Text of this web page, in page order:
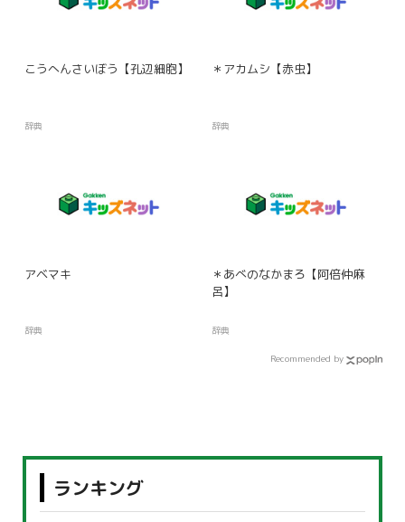
こうへんさいぼう【孔辺細胞】
辞典
＊アカムシ【赤虫】
辞典
アベマキ
辞典
＊あべのなかまろ【阿倍仲麻
呂】
辞典
Recommended by
ランキング